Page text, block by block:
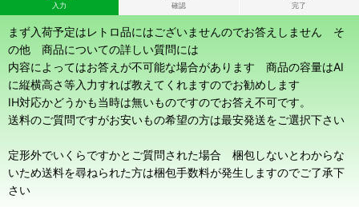
入力
確認
完了
まず入荷予定はレトロ品にはございませんのでお答えしません そ
の他 商品についての詳しい質問には
内容によってはお答えが不可能な場合があります 商品の容量はAI
に縦横高さ等入力すれば教えてくれますのでお勧めします
IH対応かどうかも当時は無いものですのでお答え不可です。
送料のご質問ですがお安いもの希望の方は最安発送をご選択下さい
定形外でいくらですかとご質問された場合 梱包しないとわからな
いため送料を尋ねられた方は梱包手数料が発生しますのでご了承下
さい